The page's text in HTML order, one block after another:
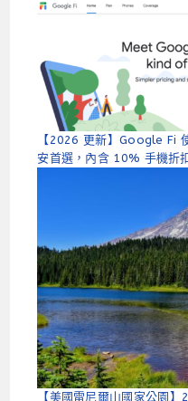
【2026 更新】Google Fi
安首選，內含 10% 手機折
【美國雷尼爾山國家公園